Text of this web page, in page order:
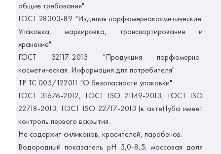
общие требования"
ГОСТ 28303-89 "Изделия парфюмерно­косметические.
Упаковка, маркировка, транспортирование и
хранение"
ГОСТ 32117-2013 "Продукция парфюмерно-
косметическая. Информация для потребителя"
ТР ТС 005/122011 "О безопасности упаковки"
ГОСТ 31676-2012, ГОСТ ISO 21149-2013, ГОСТ ISO
22718-2013, ГОСТ ISO 22717-2013 (в акте)Туба имеет
контроль первого вскрытия.
Не содержит силиконов, красителей, парабенов.
Водородный показатель рН 5,0-8,5; массовая доля